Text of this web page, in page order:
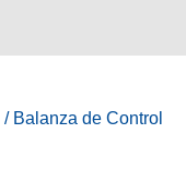
/ Balanza de Control